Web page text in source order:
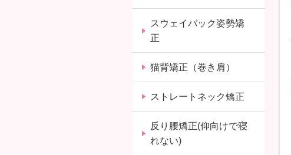
スウェイバック姿勢矯
正
猫背矯正（巻き肩）
ストレートネック矯正
反り腰矯正(仰向けで寝
れない)